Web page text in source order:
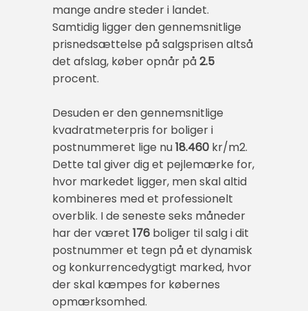
mange andre steder i landet.
Samtidig ligger den gennemsnitlige
prisnedsættelse på salgsprisen altså
det afslag, køber opnår på2.5
procent.
Desuden er den gennemsnitlige
kvadratmeterpris for boliger i
postnummeret lige nu18.460 kr/m2.
Dette tal giver dig et pejlemærke for,
hvor markedet ligger, men skal altid
kombineres med et professionelt
overblik. I de seneste seks måneder
har der været 176 boliger til salg i dit
postnummer et tegn på et dynamisk
og konkurrencedygtigt marked, hvor
der skal kæmpes for købernes
opmærksomhed.